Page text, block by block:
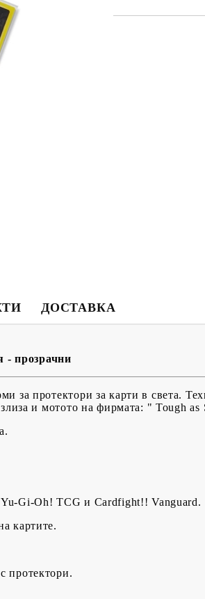
ДОСТАВКА
- прозрачни
за протектори за карти в света.
и мотото на фирмата: " Tough as
Gi-Oh! TCG и Cardfight!! Vanguard.
картите.
протектори.